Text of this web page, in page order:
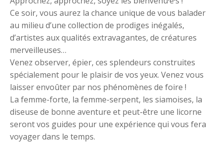
Ce soir, vous aurez la chance unique de vous balader
au milieu d’une collection de prodiges inégalés,
d’artistes aux qualités extravagantes, de créatures
merveilleuses…
Venez observer, épier, ces splendeurs construites
spécialement pour le plaisir de vos yeux. Venez vous
laisser envoûter par nos phénomènes de foire !
La femme-forte, la femme-serpent, les siamoises, la
diseuse de bonne aventure et peut-être une licorne
seront vos guides pour une expérience qui vous fera
voyager dans le temps.